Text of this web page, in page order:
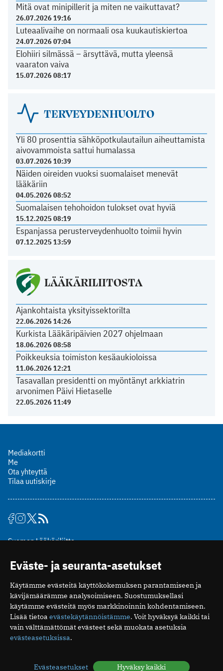
Mitä ovat minipillerit ja miten ne vaikuttavat?
26.07.2026 19:16
Luteaalivaihe on normaali osa kuukautiskiertoa
24.07.2026 07:04
Elohiiri silmässä – ärsyttävä, mutta yleensä
vaaraton vaiva
15.07.2026 08:17
TERVEYDENHUOLTO
Yli 80 prosenttia sähköpotkulautailun aiheuttamista
aivovammoista sattui humalassa
03.07.2026 10:39
Näiden oireiden vuoksi suomalaiset menevät
lääkäriin
04.05.2026 08:52
Suomalaisen tehohoidon tulokset ovat hyviä
15.12.2025 08:19
Espanjassa perusterveydenhuolto toimii hyvin
07.12.2025 13:59
LÄÄKÄRILIITOSTA
Ajankohtaista yksityissektorilta
22.06.2026 14:26
Kurkista Lääkäripäivien 2027 ohjelmaan
18.06.2026 08:58
Poikkeuksia toimiston kesäaukioloissa
11.06.2026 12:21
Tasavallan presidentti on myöntänyt arkkiatrin
arvonimen Päivi Hietaselle
22.05.2026 11:49
Mediakortti
Me
Ota yhteyttä
Tilaa uutiskirje
Suomen Lääkäriliitto
00510 Helsinki
puh. (09) 393 091
toimitus@potilaanlaakarilehti.fi
ISSN 2323-9476
Eväste- ja seuranta-asetukset
Käytämme evästeitä käyttökokemuksen parantamiseen ja
kävijämäärämme analysoimiseen. Suostumuksellasi
käytämme evästeitä myös markkinoinnin kohdentamiseen.
Lisää tietoa evästekäytännöistämme. Voit hyväksyä kaikki tai
vain välttämättömät evästeet sekä muokata asetuksia
evästeasetuksissa.
Evästeasetukset Hyväksy kaikki